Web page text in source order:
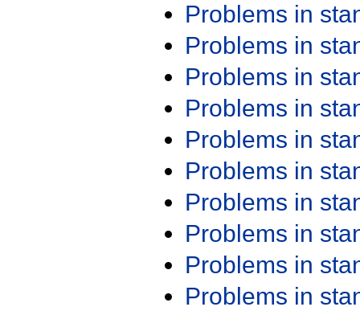
Problems in
Problems in
Problems in
Problems in
Problems in
Problems in
Problems in
Problems in
Problems in
Problems in